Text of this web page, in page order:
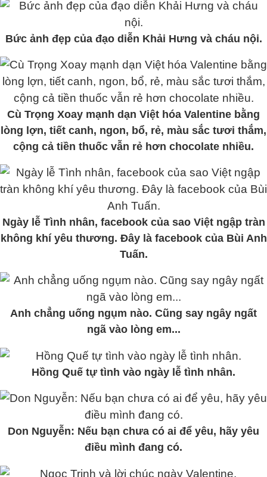
Bức ảnh đẹp của đạo diễn Khải Hưng và cháu nội.
Cù Trọng Xoay mạnh dạn Việt hóa Valentine bằng
lòng lợn, tiết canh, ngon, bổ, rẻ, màu sắc tươi thắm,
cộng cả tiền thuốc vẫn rẻ hơn chocolate nhiều.
Ngày lễ Tình nhân, facebook của sao Việt ngập tràn
không khí yêu thương. Đây là facebook của Bùi Anh
Tuấn.
Anh chẳng uống ngụm nào. Cũng say ngây ngất
ngã vào lòng em...
Hồng Quế tự tình vào ngày lễ tình nhân.
Don Nguyễn: Nếu bạn chưa có ai để yêu, hãy yêu
điều mình đang có.